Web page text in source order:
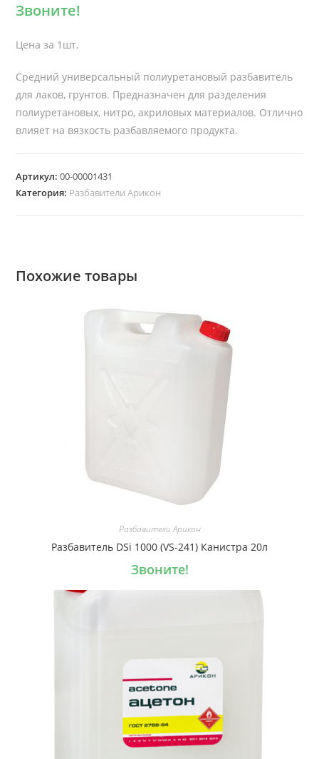
Звоните!
Цена за 1шт.
Средний универсальный полиуретановый разбавитель
для лаков, грунтов. Предназначен для разделения
полиуретановых, нитро, акриловых материалов. Отлично
влияет на вязкость разбавляемого продукта.
Артикул:00-00001431
Категория: Разбавители Арикон
Похожие товары
Разбавители Арикон
Разбавитель DSi 1000 (VS-241) Канистра 20л
Звоните!